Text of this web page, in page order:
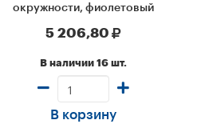
окружности, фиолетовый
шт/уп
5 206,80
В наличии 16 шт.
В корзину